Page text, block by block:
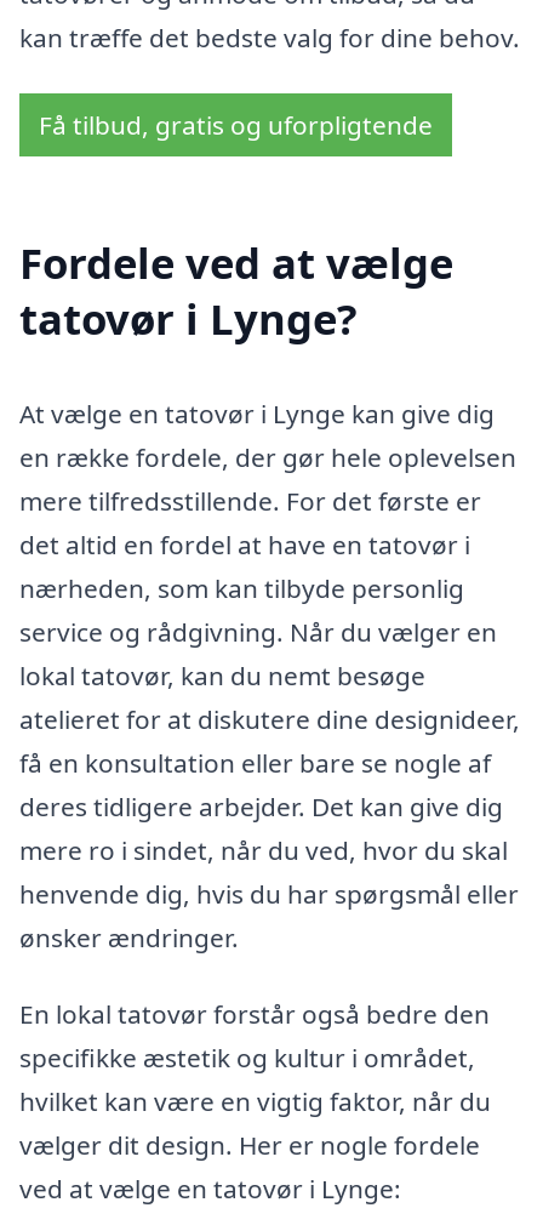
kan træffe det bedste valg for dine behov.
Få tilbud, gratis og uforpligtende
Fordele ved at vælge
tatovør i Lynge?
At vælge en tatovør i Lynge kan give dig
en række fordele, der gør hele oplevelsen
mere tilfredsstillende. For det første er
det altid en fordel at have en tatovør i
nærheden, som kan tilbyde personlig
service og rådgivning. Når du vælger en
lokal tatovør, kan du nemt besøge
atelieret for at diskutere dine designideer,
få en konsultation eller bare se nogle af
deres tidligere arbejder. Det kan give dig
mere ro i sindet, når du ved, hvor du skal
henvende dig, hvis du har spørgsmål eller
ønsker ændringer.
En lokal tatovør forstår også bedre den
specifikke æstetik og kultur i området,
hvilket kan være en vigtig faktor, når du
vælger dit design. Her er nogle fordele
ved at vælge en tatovør i Lynge: